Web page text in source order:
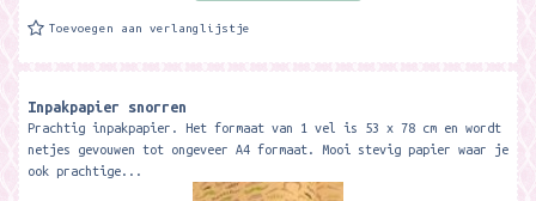
Toevoegen aan verlanglijstje
Inpakpapier snorren
Prachtig inpakpapier. Het formaat van 1 vel is 53 x 78 cm en wordt
netjes gevouwen tot ongeveer A4 formaat. Mooi stevig papier waar je
ook prachtige...